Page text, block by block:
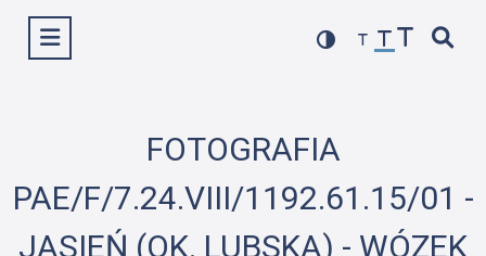
Wyświetl menu
FOTOGRAFIA
PAE/F/7.24.VIII/1192.61.15/01 -
JASIEŃ (OK. LUBSKA) - WÓZEK